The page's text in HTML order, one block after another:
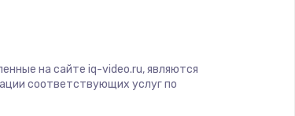
на сайте iq-video.ru, являются
соответствующих услуг по